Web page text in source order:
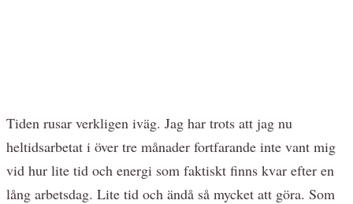
Tiden rusar verkligen iväg. Jag har trots att jag nu
heltidsarbetat i över tre månader fortfarande inte vant mig
vid hur lite tid och energi som faktiskt finns kvar efter en
lång arbetsdag. Lite tid och ändå så mycket att göra. Som